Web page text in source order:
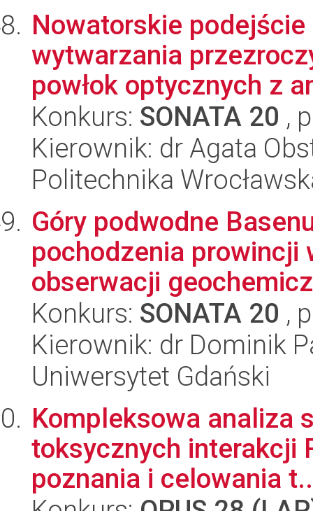
Nowatorskie
wytwarzania
powłok optycznych z
Konkurs: SONATA 20 ,
Kierownik: dr Agata
Politechnika
Góry podwodne
pochodzenia prowincji
obserwacji
Konkurs: SONATA 20 ,
Kierownik: dr Dominik
Uniwersytet Gdański
Kompleksowa analiza
toksycznych interakcji
poznania i celowania